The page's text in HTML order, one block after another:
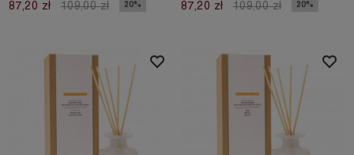
87,20 zł 109,00 zł 20% 87,20 zł 109,00 zł 20%